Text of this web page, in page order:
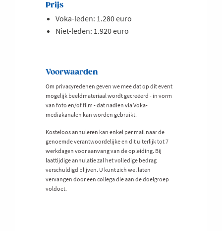
Prijs
Voka-leden: 1.280 euro
Niet-leden: 1.920 euro
Voorwaarden
Om privacyredenen geven we mee dat op dit event
mogelijk beeldmateriaal wordt gecreëerd - in vorm
van foto en/of film - dat nadien via Voka-
mediakanalen kan worden gebruikt.
Kosteloos annuleren kan enkel per mail naar de
genoemde verantwoordelijke en dit uiterlijk tot 7
werkdagen voor aanvang van de opleiding. Bij
laattijdige annulatie zal het volledige bedrag
verschuldigd blijven. U kunt zich wel laten
vervangen door een collega die aan de doelgroep
voldoet.